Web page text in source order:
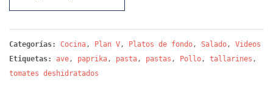
Categorías: Cocina, Plan V, Platos de fondo, Salado, Videos
Etiquetas:
ave, paprika, pasta, pastas , Pollo, tallarines ,
tomates deshidratados